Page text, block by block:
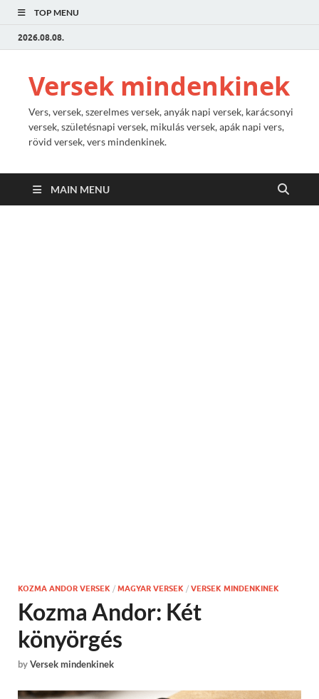
TOP MENU
2026.08.08.
Versek mindenkinek
Vers, versek, szerelmes versek, anyák napi versek, karácsonyi
versek, születésnapi versek, mikulás versek, apák napi vers,
rövid versek, vers mindenkinek.
MAIN MENU
KOZMA ANDOR VERSEK / MAGYAR VERSEK / VERSEK MINDENKINEK
Kozma Andor: Két
könyörgés
byVersek mindenkinek